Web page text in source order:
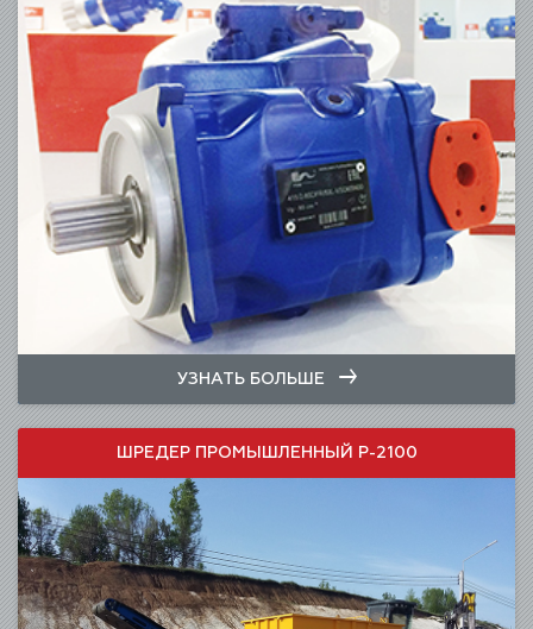
УЗНАТЬ БОЛЬШЕ
ШРЕДЕР ПРОМЫШЛЕННЫЙ Р-2100